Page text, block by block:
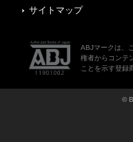
サイトマップ
ABJマークは、
権者からコンテ
ことを示す登録
©